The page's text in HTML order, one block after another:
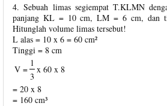
4. Sebuah limas segiempat T.KLMN
panjang KL = 10 cm, LM = 6 cm, dan
Hitunglah volume limas tersebut!
L alas = 10 x 6 = 60 cm²
Tinggi = 8 cm
V =
1
x 60 x 8
3
= 20 x 8
= 160 cm³